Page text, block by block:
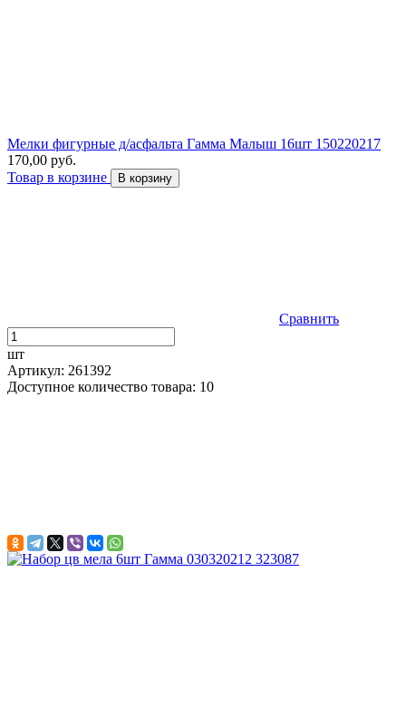
Мелки фигурные д/асфальта Гамма Малыш 16шт 150220217
170,00 руб.
Товар в корзине
В корзину
Сравнить
шт
Артикул: 261392
Доступное количество товара: 10